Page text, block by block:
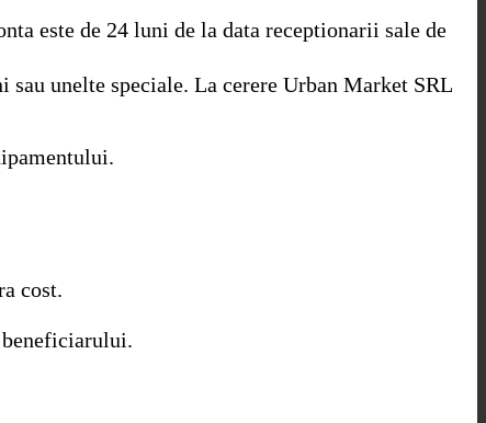
este de 24 luni de la data receptionarii sale de
unelte speciale. La cerere Urban Market SRL
cost.
beneficiarului.